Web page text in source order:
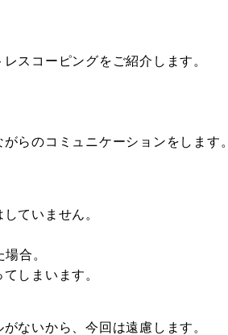
スコーピングをご紹介します。
らのコミュニケーションをします。
ていません。
合。
しまいます。
ないから、今回は遠慮します。